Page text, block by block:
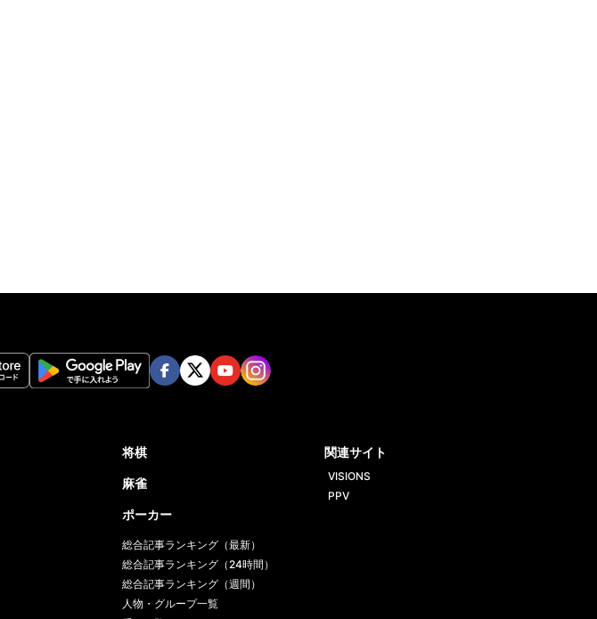
将棋
麻雀
ポーカー
総合記事ランキング（最新）
総合記事ランキング（24時間）
総合記事ランキング（週間）
人物・グループ一覧
関連サイト
VISIONS
PPV